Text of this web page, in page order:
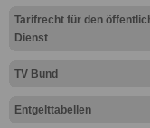
Tarifrecht für den
Dienst
TV Bund
Entgelttabellen